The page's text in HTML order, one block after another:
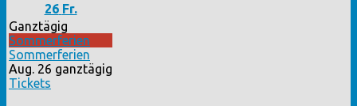
26 Fr.
Ganztägig
Sommerferien
Sommerferien
Aug. 26 ganztägig
Tickets